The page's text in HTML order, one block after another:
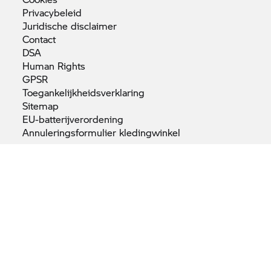
Privacybeleid
Juridischedisclaimer
Contact
DSA
Human Rights
GPSR
Toegankelijkheidsverklaring
Sitemap
EU-batterijverordening
Annuleringsformulier kledingwinkel